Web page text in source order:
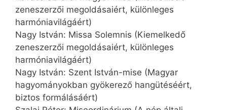
zeneszerzői megoldásaiért, különleges
harmóniavilágáért)
Nagy István: Missa Solemnis (Kiemelkedő
zeneszerzői megoldásaiért, különleges
harmóniavilágáért)
Nagy István: Szent István-mise (Magyar
hagyományokban gyökerező hangütéséért,
biztos formálásáért)